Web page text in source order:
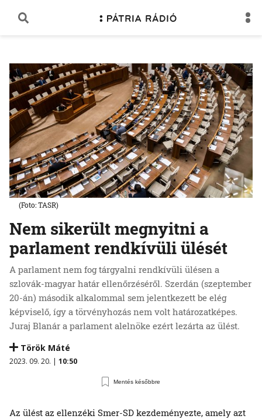
Nem sikerült megnyitni a
parlament rendkívüli ülését
A parlament nem fog tárgyalni rendkívüli ülésen a
szlovák-magyar határ ellenőrzéséről. Szerdán (szeptember
20-án) második alkalommal sem jelentkezett be elég
képviselő, így a törvényhozás nem volt határozatképes.
Juraj Blanár a parlament alelnöke ezért lezárta az ülést.
Török Máté
2023. 09. 20. | 10:50
Mentés későbbre
(Foto: TASR)
Az ülést az ellenzéki Smer-SD kezdeményezte, amely azt